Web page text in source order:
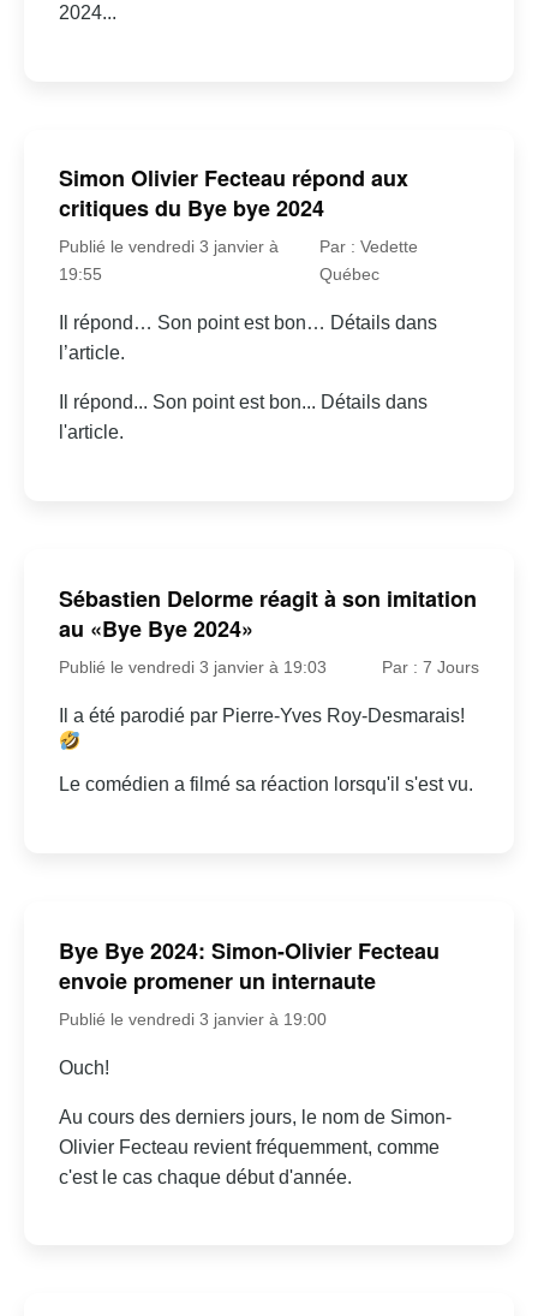
2024...
Simon Olivier Fecteau répond aux
critiques du Bye bye 2024
Publié le vendredi 3 janvier à
19:55
Par : Vedette
Québec
Il répond… Son point est bon… Détails dans
l’article.
Il répond... Son point est bon... Détails dans
l'article.
Sébastien Delorme réagit à son imitation
au «Bye Bye 2024»
Publié le vendredi 3 janvier à 19:03 Par : 7 Jours
Il a été parodié par Pierre-Yves Roy-Desmarais!
Le comédien a filmé sa réaction lorsqu'il s'est vu.
Bye Bye 2024: Simon-Olivier Fecteau
envoie promener un internaute
Publié le vendredi 3 janvier à 19:00
Ouch!
Au cours des derniers jours, le nom de Simon-
Olivier Fecteau revient fréquemment, comme
c'est le cas chaque début d'année.